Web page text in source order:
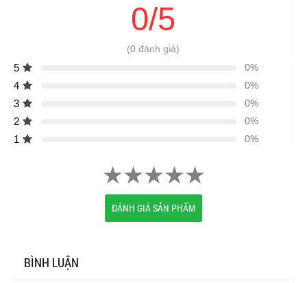
0/5
(0 đánh giá)
5 0%
4 0%
3 0%
2 0%
1 0%
ĐÁNH GIÁ SẢN PHẨM
BÌNH LUẬN